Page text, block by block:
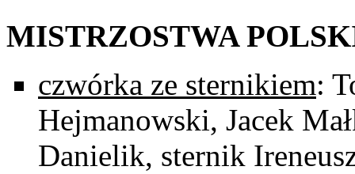
MISTRZOSTWA
czwórka ze sternikiem:
Hejmanowski, Jacek
Danielik, sternik